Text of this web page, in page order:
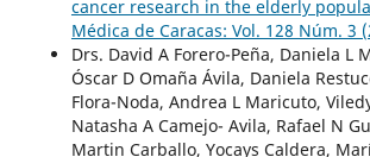
cancer research in the elderly
Médica de Caracas: Vol. 128 Núm. 3
Drs. David A Forero-Peña, Daniela L
Óscar D Omaña Ávila, Daniela
Flora-Noda, Andrea L Maricuto,
Natasha A Camejo- Avila, Rafael N
Martin Carballo, Yocays Caldera,